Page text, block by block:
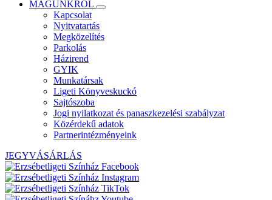
MAGUNKRÓL
Kapcsolat
Nyitvatartás
Megközelítés
Parkolás
Házirend
GYIK
Munkatársak
Ligeti Könyveskuckó
Sajtószoba
Jogi nyilatkozat és panaszkezelési szabályzat
Közérdekű adatok
Partnerintézményeink
JEGYVÁSÁRLÁS